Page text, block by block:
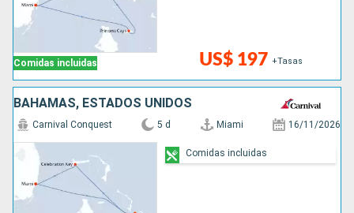
Comidas incluidas US$ 197 +Tasas
BAHAMAS, ESTADOS UNIDOS
Carnival Conquest 5 d Miami 16/11/2026
Comidas incluidas